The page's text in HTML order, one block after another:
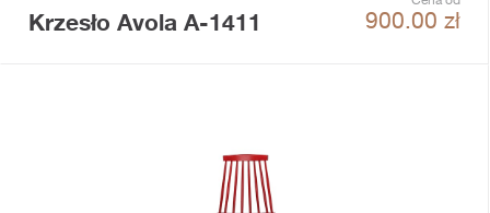
Krzesło Avola A-1411 900.00 zł